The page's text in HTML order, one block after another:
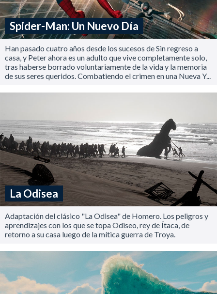
Spider-Man: Un Nuevo Día
Han pasado cuatro años desde los sucesos de Sin regreso a
casa, y Peter ahora es un adulto que vive completamente solo,
tras haberse borrado voluntariamente de la vida y la memoria
de sus seres queridos. Combatiendo el crimen en una Nueva Y...
La Odisea
Adaptación del clásico "La Odisea" de Homero. Los peligros y
aprendizajes con los que se topa Odiseo, rey de Ítaca, de
retorno a su casa luego de la mítica guerra de Troya.